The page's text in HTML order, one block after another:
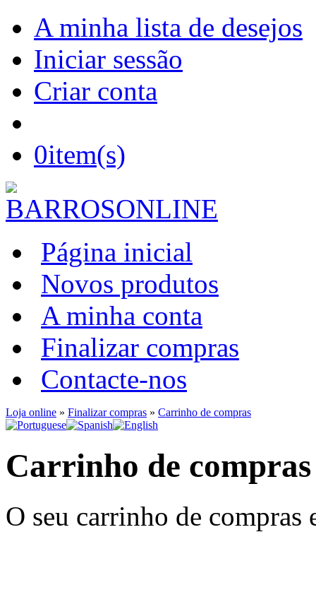
A minha lista de desejos
Iniciar sessão
Criar conta
0item(s)
Página inicial
Novos produtos
A minha conta
Finalizar compras
Contacte-nos
Loja online » Finalizar compras » Carrinho de compras
Carrinho de compras
O seu carrinho de compras